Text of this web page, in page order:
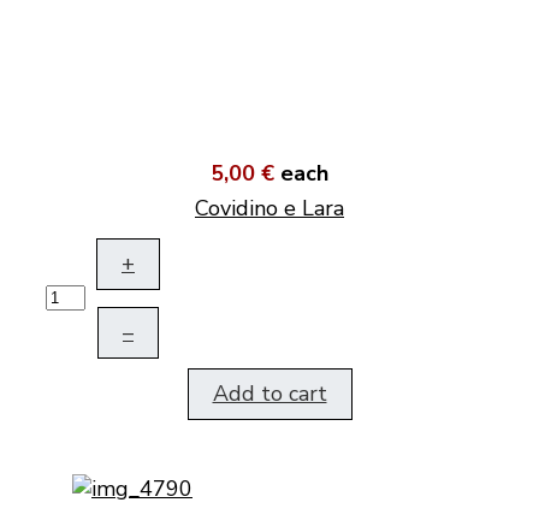
5,00 € each
Covidino e Lara
+
–
Add to cart